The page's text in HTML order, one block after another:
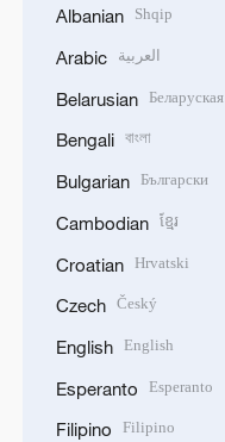
Albanian Shqip
Arabic العربية
Belarusian Беларуская
Bengali বাংলা
Bulgarian Български
Cambodian ខ្មែរ
Croatian Hrvatski
Czech Český
English English
Esperanto Esperanto
Filipino Filipino